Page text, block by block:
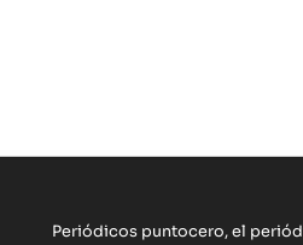
Periódicos puntocero, el